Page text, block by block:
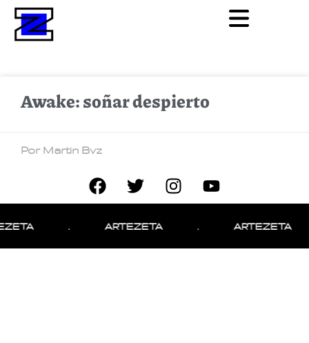
Awake: soñar despierto
Por Martin Bvz
ARTEZETA ARTEZETA